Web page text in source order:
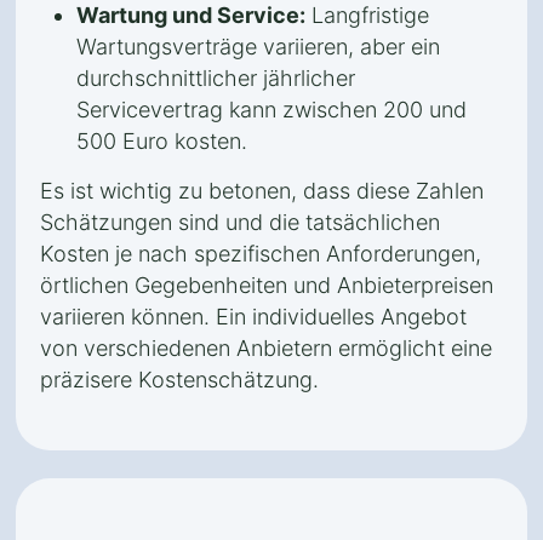
Wartung und Service: Langfristige
Wartungsverträge variieren, aber ein
durchschnittlicher jährlicher
Servicevertrag kann zwischen 200 und
500 Euro kosten.
Es ist wichtig zu betonen, dass diese Zahlen
Schätzungen sind und die tatsächlichen
Kosten je nach spezifischen Anforderungen,
örtlichen Gegebenheiten und Anbieterpreisen
variieren können. Ein individuelles Angebot
von verschiedenen Anbietern ermöglicht eine
präzisere Kostenschätzung.